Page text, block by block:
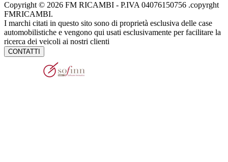
Copyright © 2026 FM RICAMBI - P.IVA 04076150756 .copyrght
FMRICAMBI.
I marchi citati in questo sito sono di proprietà esclusiva delle case
automobilistiche e vengono qui usati esclusivamente per facilitare la
ricerca dei veicoli ai nostri clienti
CONTATTI